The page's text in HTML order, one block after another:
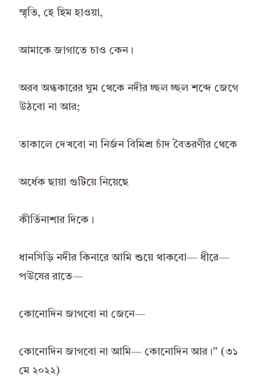
স্মৃতি, হে হিম হাওয়া,
আমাকে জাগাতে চাও কেন।
অরব অন্ধকারের ঘুম থেকে নদীর চ্ছল চ্ছল শব্দে জেগে
উঠবো না আর;
তাকালে দেখবো না নির্জন বিমিশ্র চাঁদ বৈতরণীর থেকে
অর্ধেক ছায়া গুটিয়ে নিয়েছে
কীর্তিনাশার দিকে।
ধানসিড়ি নদীর কিনারে আমি শুয়ে থাকবো— ধীরে—
পউষের রাতে—
কোনোদিন জাগবো না জেনে—
কোনোদিন জাগবো না আমি— কোনোদিন আর।” (৩১
মে ২০২২)